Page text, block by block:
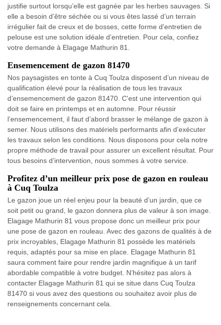
justifie surtout lorsqu’elle est gagnée par les herbes sauvages. Si
elle a besoin d’être séchée ou si vous êtes lassé d’un terrain
irrégulier fait de creux et de bosses, cette forme d'entretien de
pelouse est une solution idéale d’entretien. Pour cela, confiez
votre demande à Elagage Mathurin 81.
Ensemencement de gazon 81470
Nos paysagistes en tonte à Cuq Toulza disposent d’un niveau de
qualification élevé pour la réalisation de tous les travaux
d’ensemencement de gazon 81470. C'est une intervention qui
doit se faire en printemps et en automne. Pour réussir
l’ensemencement, il faut d’abord brasser le mélange de gazon à
semer. Nous utilisons des matériels performants afin d’exécuter
les travaux selon les conditions. Nous disposons pour cela notre
propre méthode de travail pour assurer un excellent résultat. Pour
tous besoins d’intervention, nous sommes à votre service.
Profitez d’un meilleur prix pose de gazon en rouleau
à Cuq Toulza
Le gazon joue un réel enjeu pour la beauté d’un jardin, que ce
soit petit ou grand, le gazon donnera plus de valeur à son image.
Elagage Mathurin 81 vous propose donc un meilleur prix pour
une pose de gazon en rouleau. Avec des gazons de qualités à de
prix incroyables, Elagage Mathurin 81 possède les matériels
requis, adaptés pour sa mise en place. Elagage Mathurin 81
saura comment faire pour rendre jardin magnifique à un tarif
abordable compatible à votre budget. N’hésitez pas alors à
contacter Elagage Mathurin 81 qui se situe dans Cuq Toulza
81470 si vous avez des questions ou souhaitez avoir plus de
renseignements concernant cela.